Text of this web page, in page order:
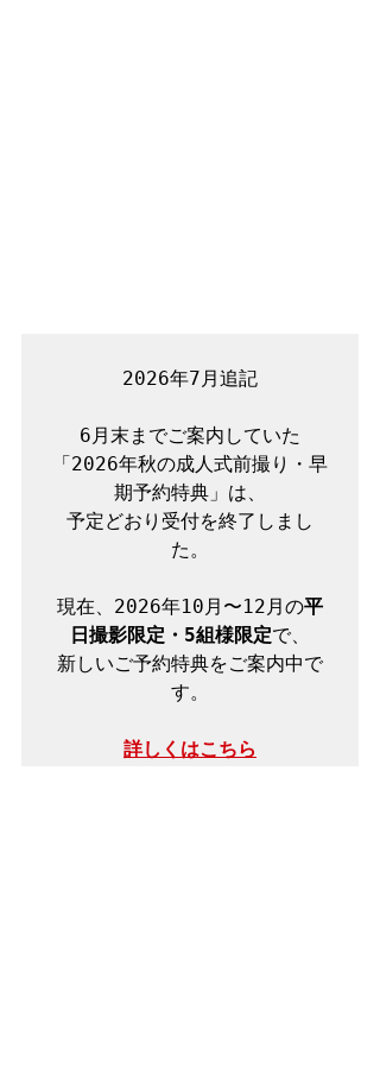
2026年7月追記
6月末までご案内していた
「2026年秋の成人式前撮り・早
期予約特典」は、
予定どおり受付を終了しまし
た。
現在、2026年10月〜12月の平
日撮影限定・5組様限定で、
新しいご予約特典をご案内中で
す。
詳しくはこちら